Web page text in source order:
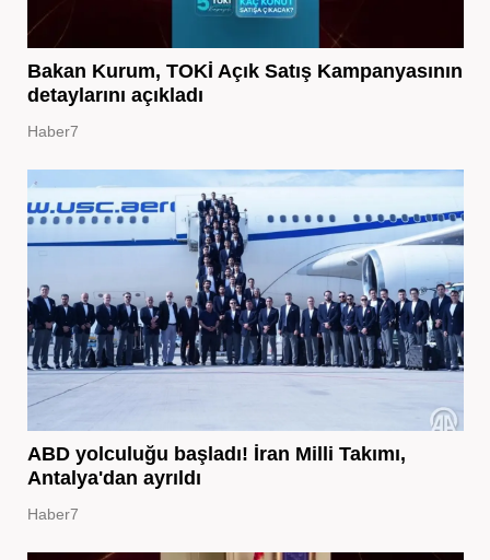
Bakan Kurum, TOKİ Açık Satış Kampanyasının
detaylarını açıkladı
Haber7
ABD yolculuğu başladı! İran Milli Takımı,
Antalya'dan ayrıldı
Haber7